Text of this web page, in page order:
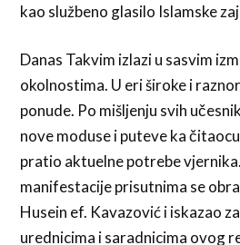
kao službeno glasilo Islamske
Danas Takvim izlazi u sasvim
okolnostima. U eri široke i
ponude. Po mišljenju svih
nove moduse i puteve ka
pratio aktuelne potrebe
manifestacije prisutnima se
Husein ef. Kavazović i iskazao
urednicima i saradnicima ovog